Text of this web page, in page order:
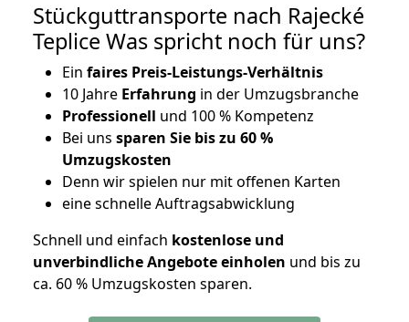
Stückguttransporte nach Rajecké
Teplice Was spricht noch für uns?
Ein faires Preis-Leistungs-Verhältnis
10 Jahre Erfahrung in der Umzugsbranche
Professionell und 100 % Kompetenz
Bei uns sparen Sie bis zu 60 %
Umzugskosten
Denn wir spielen nur mit offenen Karten
eine schnelle Auftragsabwicklung
Schnell und einfach kostenlose und
unverbindliche Angebote einholen und bis zu
ca. 60 % Umzugskosten sparen.